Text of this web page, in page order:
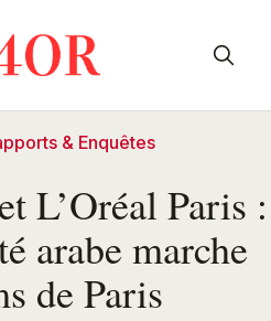
& Enquêtes
L’Oréal Paris :
arabe marche
de Paris